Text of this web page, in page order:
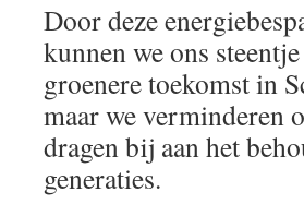
Door deze
kunnen we ons
groenere toekomst in
maar we verminderen
dragen bij aan het
generaties.